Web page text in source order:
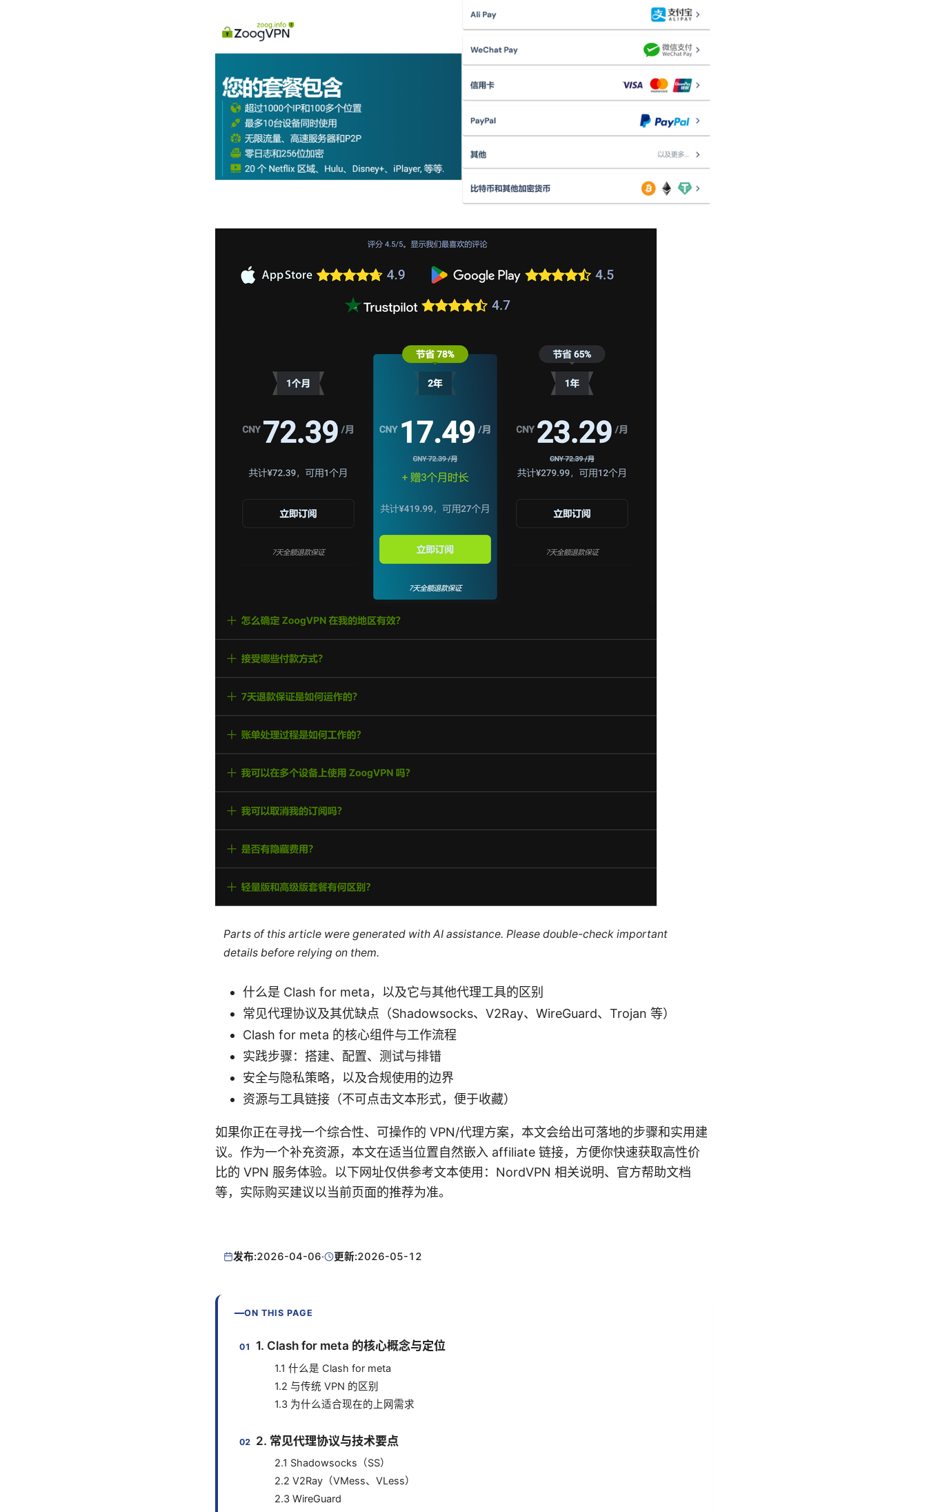
Parts of this article were generated with AI assistance. Please double-check important
details before relying on them.
什么是 Clash for meta，以及它与其他代理工具的区别
常见代理协议及其优缺点（Shadowsocks、V2Ray、WireGuard、Trojan 等）
Clash for meta 的核心组件与工作流程
实践步骤：搭建、配置、测试与排错
安全与隐私策略，以及合规使用的边界
资源与工具链接（不可点击文本形式，便于收藏）
如果你正在寻找一个综合性、可操作的 VPN/代理方案，本文会给出可落地的步骤和实用建
议。作为一个补充资源，本文在适当位置自然嵌入 affiliate 链接，方便你快速获取高性价
比的 VPN 服务体验。以下网址仅供参考文本使用：NordVPN 相关说明、官方帮助文档
等，实际购买建议以当前页面的推荐为准。
发布:2026-04-06· 更新:2026-05-12
ON THIS PAGE
1. Clash for meta 的核心概念与定位
1.1 什么是 Clash for meta
1.2 与传统 VPN 的区别
1.3 为什么适合现在的上网需求
2. 常见代理协议与技术要点
2.1 Shadowsocks（SS）
2.2 V2Ray（VMess、VLess）
2.3 WireGuard